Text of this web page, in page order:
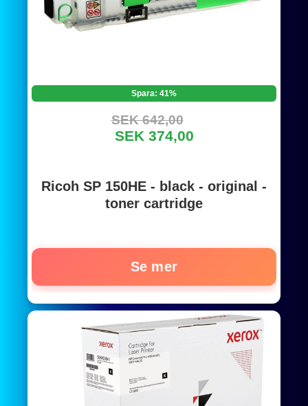
Spara: 41%
SEK 642,00
SEK 374,00
Ricoh SP 150HE - black - original -
toner cartridge
Se mer